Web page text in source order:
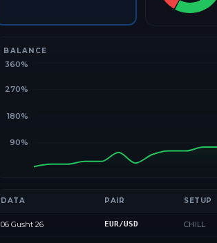
BALANCE
90%
180%
270%
360%
DATA PAIR SETUP
06 Gusht 26 EUR/USD CHILL